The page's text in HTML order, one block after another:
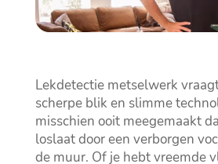
Lekdetectie metselwerk
scherpe blik en slimme
misschien ooit meegemaakt
loslaat door een verborgen
de muur.​ Of je hebt vreemde